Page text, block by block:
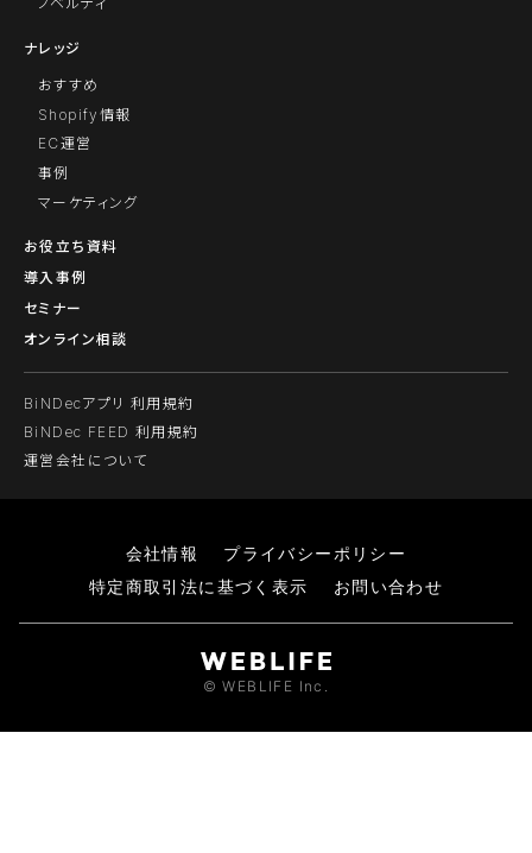
ナレッジ
おすすめ
Shopify情報
EC運営
事例
マーケティング
お役立ち資料
導入事例
セミナー
オンライン相談
BiNDecアプリ 利用規約
BiNDec FEED 利用規約
運営会社について
会社情報
プライバシーポリシー
特定商取引法に基づく表示
お問い合わせ
© WEBLIFE Inc.